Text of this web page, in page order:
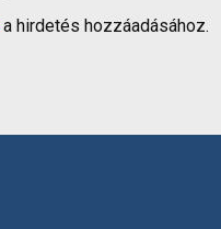
a hirdetés hozzáadásához.